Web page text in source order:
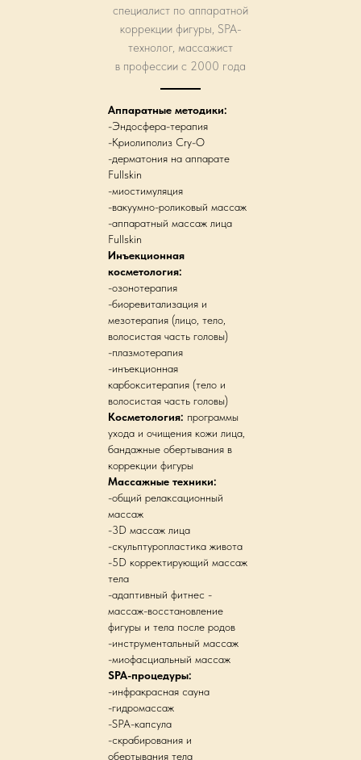
специалист по аппаратной
коррекции фигуры, SPA-
технолог, массажист
в профессии с 2000 года
Аппаратные методики:
-Эндосфера-терапия
-Криолиполиз Cry-O
-дерматония на аппарате
Fullskin
-миостимуляция
-вакуумно-роликовый массаж
-аппаратный массаж лица
Fullskin
Инъекционная
косметология:
-озонотерапия
-биоревитализация и
мезотерапия (лицо, тело,
волосистая часть головы)
-плазмотерапия
-инъекционная
карбокситерапия (тело и
волосистая часть головы)
Косметология: программы
ухода и очищения кожи лица,
бандажные обертывания в
коррекции фигуры
Массажные техники:
-общий релаксационный
массаж
-3D массаж лица
-скульптуропластика живота
-5D корректирующий массаж
тела
-адаптивный фитнес -
массаж-восстановление
фигуры и тела после родов
-инструментальный массаж
-миофасциальный массаж
SPA-процедуры:
-инфракрасная сауна
-гидромассаж
-SPA-капсула
-скрабирования и
обертывания тела